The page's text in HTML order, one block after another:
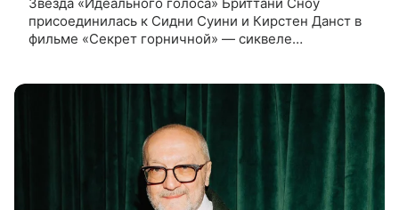
присоединилась к Сидни Суини и Кирстен Данст в
фильме «Секрет горничной» — сиквеле